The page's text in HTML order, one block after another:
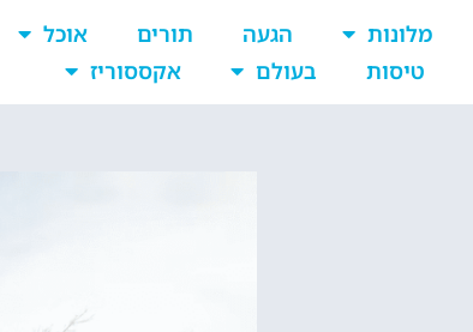
מלונות הגעה תורים אוכל
טיסות
בעולם אקססוריז